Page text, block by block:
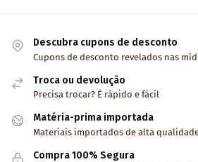
Descubra cupons de desconto
Cupons de desconto revelados nas
Troca ou devolução
Precisa trocar? É rápido e fácil
Matéria-prima importada
Materiais importados de alta
Compra 100% Segura